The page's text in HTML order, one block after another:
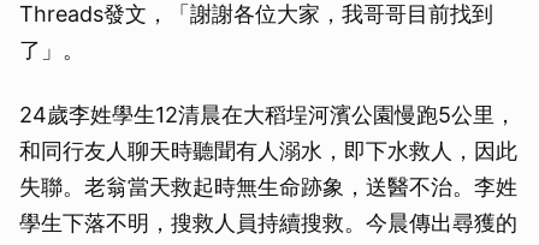
Threads發文，「謝謝各位大家，我哥哥目前找到
了」。
24歲李姓學生12清晨在大稻埕河濱公園慢跑5公里，
和同行友人聊天時聽聞有人溺水，即下水救人，因此
失聯。老翁當天救起時無生命跡象，送醫不治。李姓
學生下落不明，搜救人員持續搜救。今晨傳出尋獲的